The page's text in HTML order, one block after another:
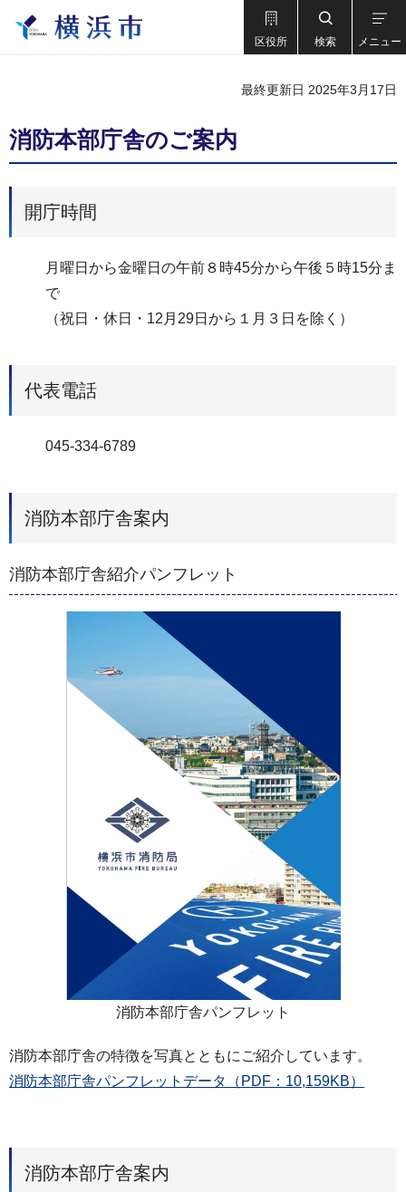
区役所 検索 メニュー
最終更新日 2025年3月17日
消防本部庁舎のご案内
開庁時間
月曜日から金曜日の午前８時45分から午後５時15分ま
で
（祝日・休日・12月29日から１月３日を除く）
代表電話
045-334-6789
消防本部庁舎案内
消防本部庁舎紹介パンフレット
消防本部庁舎パンフレット
消防本部庁舎の特徴を写真とともにご紹介しています。
消防本部庁舎パンフレットデータ（PDF：10,159KB）
消防本部庁舎案内